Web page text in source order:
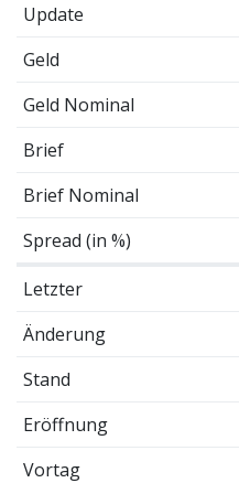
Update
Geld
Geld Nominal
Brief
Brief Nominal
Spread (in %)
Letzter
Änderung
Stand
Eröffnung
Vortag